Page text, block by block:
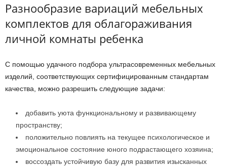
Разнообразие вариаций мебельных
комплектов для облагораживания
личной комнаты ребенка
С помощью удачного подбора ультрасовременных мебельных
изделий, соответствующих сертифицированным стандартам
качества, можно разрешить следующие задачи:
добавить уюта функциональному и развивающему
пространству;
положительно повлиять на текущее психологическое и
эмоциональное состояние юного подрастающего хозяина;
воссоздать устойчивую базу для развития изысканных